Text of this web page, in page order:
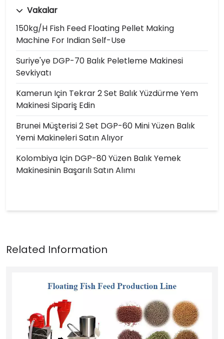
Vakalar
150kg/h Fish Feed Floating Pellet Making
Machine For Indian Self-Use
Suriye'ye DGP-70 Balık Peletleme Makinesi
Sevkiyatı
Kamerun Için Tekrar 2 Set Balık Yüzdürme Yem
Makinesi Sipariş Edin
Brunei Müşterisi 2 Set DGP-60 Mini Yüzen Balık
Yemi Makineleri Satın Alıyor
Kolombiya Için DGP-80 Yüzen Balık Yemek
Makinesinin Başarılı Satın Alımı